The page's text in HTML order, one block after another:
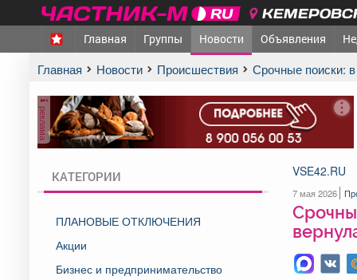
Главная Группы Новости Объявления
Главная Новости Происшествия Срочные
реклама
КАТЕГОРИИ
ПЛАНОВЫЕ ОТКЛЮЧЕНИЯ
Акции
Бизнес и предпринимательство
VSE42.RU
7 мая 2026